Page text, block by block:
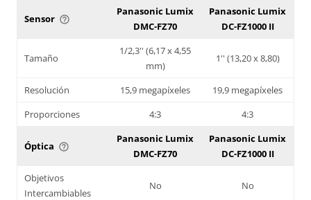
Sensor help_outline
Panasonic Lumix
DMC-FZ70
Panasonic Lumix
DC-FZ1000 II
Tamaño
1/2,3'' (6,17 x 4,55
mm)
1'' (13,20 x 8,80)
Resolución 15,9 megapíxeles
19,9 megapíxeles
Proporciones
4:3 4:3
Óptica help_outline
Panasonic Lumix
DMC-FZ70
Panasonic Lumix
DC-FZ1000 II
Objetivos
Intercambiables
No No